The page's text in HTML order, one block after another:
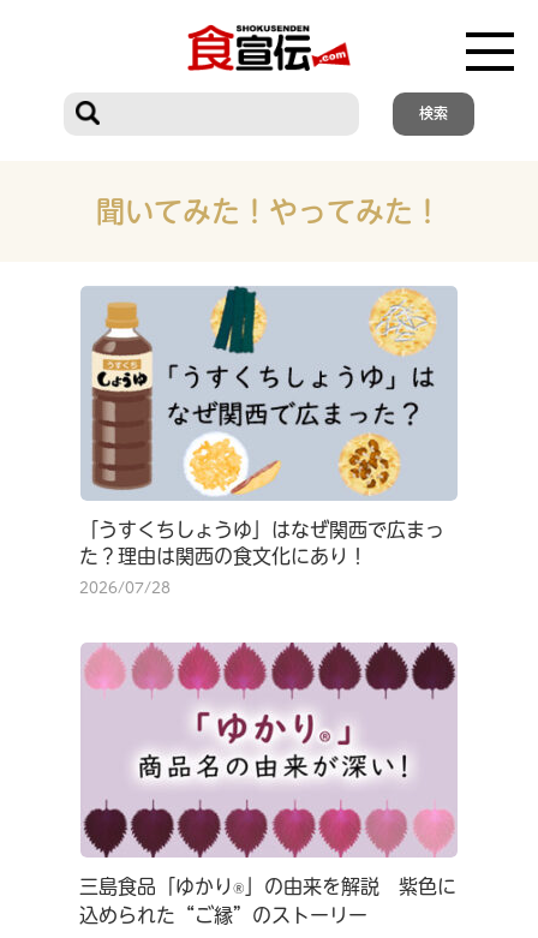
聞いてみた！やってみた！
「うすくちしょうゆ」はなぜ関西で広まっ
た？理由は関西の食文化にあり！
2026/07/28
三島食品「ゆかり ®
」の由来を解説 紫色に
込められた“ご縁”のストーリー